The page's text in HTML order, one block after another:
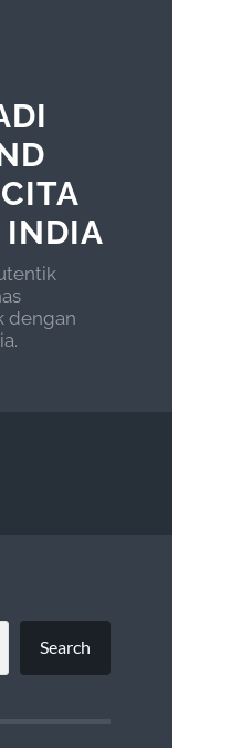
INDIA
dengan
Search